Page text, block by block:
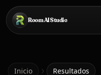
Saltar al contenido
Room AI Studio
Inicio
Inicio Resultados